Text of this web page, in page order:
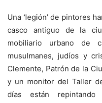
Una ‘legión’ de pintores
casco antiguo de la
mobiliario urbano de
musulmanes, judíos y
Clemente, Patrón de la
y un monitor del Taller
días están repintando